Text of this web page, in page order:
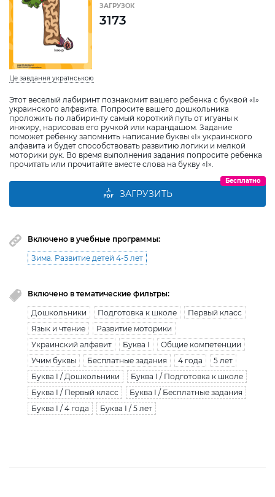
Це завдання українською
Этот веселый лабиринт познакомит вашего ребенка с буквой «І»
украинского алфавита. Попросите вашего дошкольника
проложить по лабиринту самый короткий путь от игуаны к
инжиру, нарисовав его ручкой или карандашом. Задание
поможет ребенку запомнить написание буквы «І» украинского
алфавита и будет способствовать развитию логики и мелкой
моторики рук. Во время выполнения задания попросите ребенка
прочитать или прочитайте вместе слова на букву «І».
ЗАГРУЗОК
3173
ЗАГРУЗИТЬ
Бесплатно
Включено в учебные программы:
Зима. Развитие детей 4-5 лет
Включено в тематические фильтры:
Дошкольники Подготовка к школе
Первый класс
Язык и чтение
Развитие моторики
Украинский алфавит
Буква І
Общие компетенции
Учим буквы
Бесплатные задания 4 года
5 лет
Буква І / Дошкольники
Буква І / Подготовка к школе
Буква І / Первый класс
Буква І / Бесплатные задания
Буква І / 4 года
Буква І / 5 лет